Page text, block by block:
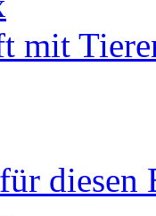
mit
diesen